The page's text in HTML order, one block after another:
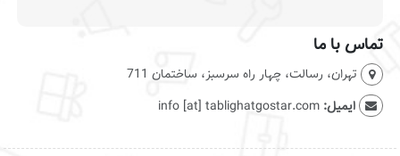
تماس با ما
تهران، رسالت، چهار راه سرسبز، ساختمان 711
ایمیل:info [at] tablighatgostar.com